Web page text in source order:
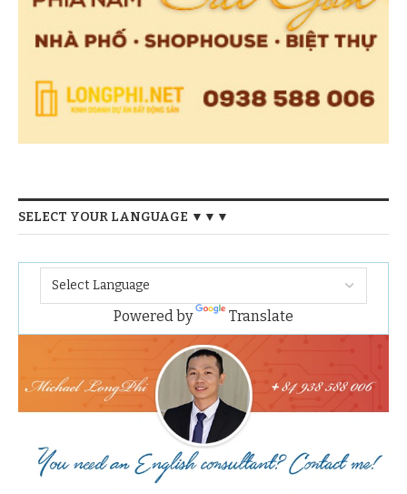
SELECT YOUR LANGUAGE ▼▼▼
Powered by Translate